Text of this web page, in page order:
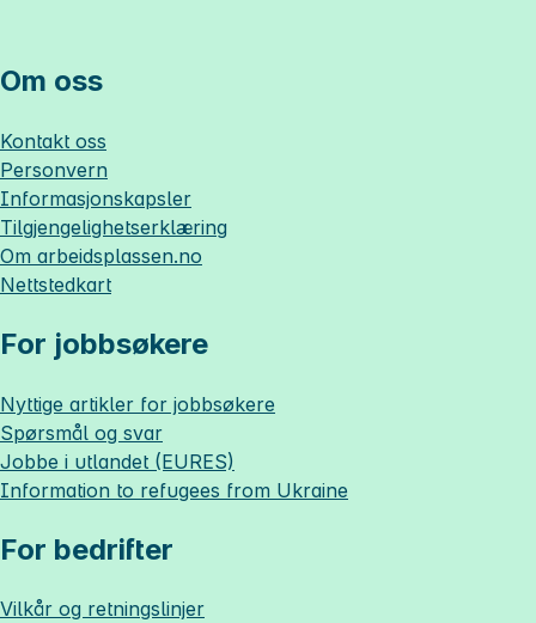
Om oss
Kontakt oss
Personvern
Informasjonskapsler
Tilgjengelighetserklæring
Om arbeidsplassen.no
Nettstedkart
For jobbsøkere
Nyttige artikler for jobbsøkere
Spørsmål og svar
Jobbe i utlandet (EURES)
Information to refugees from Ukraine
For bedrifter
Vilkår og retningslinjer